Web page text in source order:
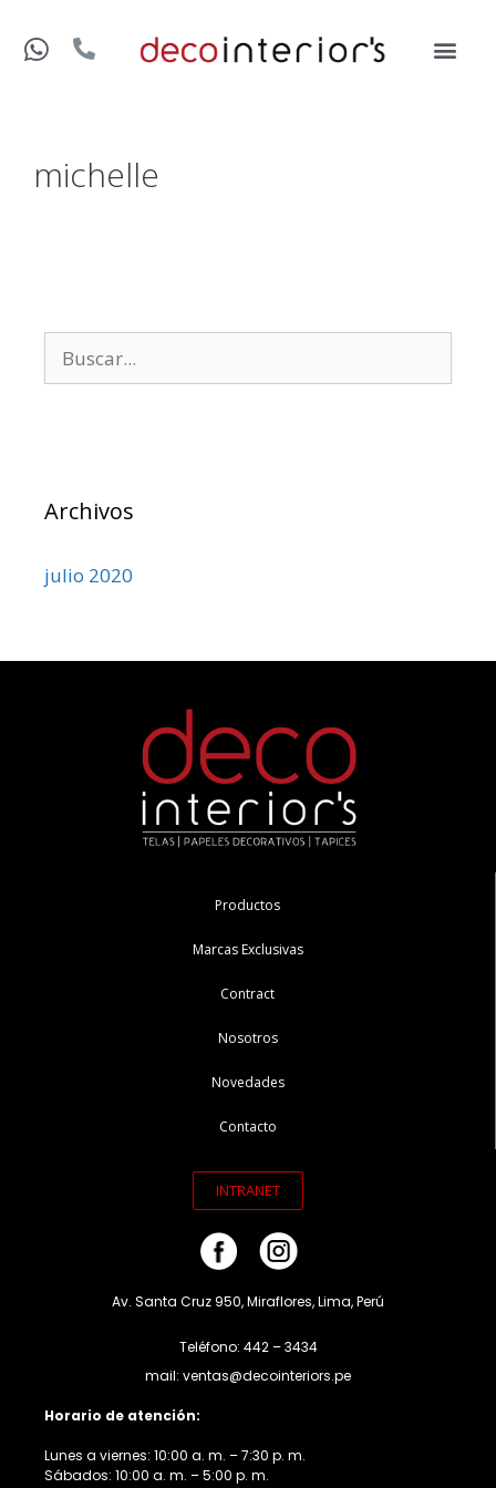
michelle
Archivos
julio 2020
Productos
Marcas Exclusivas
Contract
Nosotros
Novedades
Contacto
INTRANET
Av. Santa Cruz 950, Miraflores, Lima, Perú
Teléfono: 442 – 3434
mail: ventas@decointeriors.pe
Horario de atención:
Lunes a viernes: 10:00 a. m. – 7:30 p. m.
Sábados: 10:00 a. m. – 5:00 p. m.